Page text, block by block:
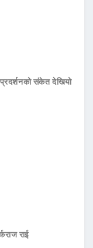
प्रदर्शनको संकेत देखियो
राई